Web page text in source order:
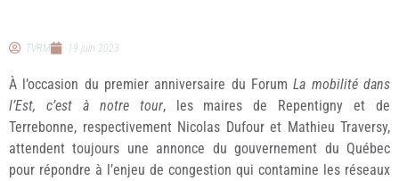
TVRM 19 juin 2023
À l’occasion du premier anniversaire du ForumLa mobilité dans
l’Est, c’est à notre tour, les maires de Repentigny et de
Terrebonne, respectivement Nicolas Dufour et Mathieu Traversy,
attendent toujours une annonce du gouvernement du Québec
pour répondre à l’enjeu de congestion qui contamine les réseaux